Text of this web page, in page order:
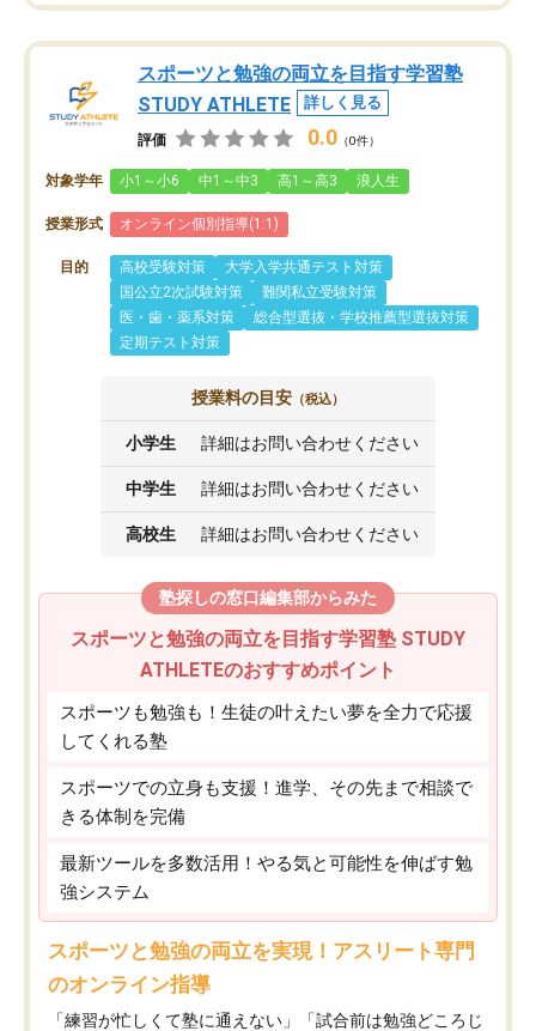
スポーツと勉強の両立を目指す学習塾
STUDY ATHLETE
詳しく見る
評価 0.0 （0件）
対象学年 小1～小6 中1～中3 高1～高3 浪人生
授業形式 オンライン個別指導(1:1)
目的 高校受験対策
大学入学共通テスト対策
国公立2次試験対策
難関私立受験対策
医・歯・薬系対策
総合型選抜・学校推薦型選抜対策
定期テスト対策
授業料の目安 （税込）
小学生 詳細はお問い合わせください
中学生 詳細はお問い合わせください
高校生 詳細はお問い合わせください
塾探しの窓口編集部からみた
スポーツと勉強の両立を目指す学習塾 STUDY
ATHLETEのおすすめポイント
スポーツも勉強も！生徒の叶えたい夢を全力で応援
してくれる塾
スポーツでの立身も支援！進学、その先まで相談で
きる体制を完備
最新ツールを多数活用！やる気と可能性を伸ばす勉
強システム
スポーツと勉強の両立を実現！アスリート専門
のオンライン指導
「練習が忙しくて塾に通えない」「試合前は勉強どころじ